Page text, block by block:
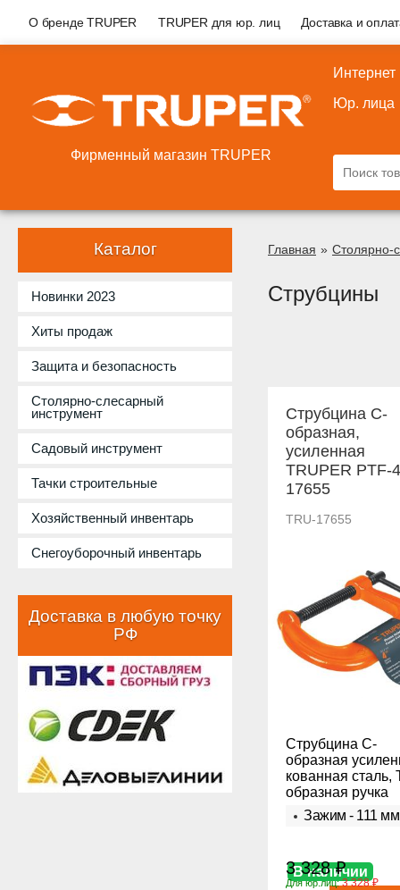
О бренде TRUPER TRUPER для юр. лиц Доставка и
Фирменный магазин TRUPER
Интернет
Юр. лица
Каталог
Новинки 2023
Хиты продаж
Защита и безопасность
Столярно-слесарный
инструмент
Садовый инструмент
Тачки строительные
Хозяйственный инвентарь
Снегоуборочный инвентарь
Доставка в любую точку
РФ
Главная » Столярно-
Струбцины
Струбцина С-
образная,
усиленная
TRUPER PTF-4
17655
TRU-17655
Струбцина С-
образная
кованная сталь,
образная ручка
Зажим - 111 мм
В наличии
3 328 ₽
Для юр.лиц:3 328 ₽